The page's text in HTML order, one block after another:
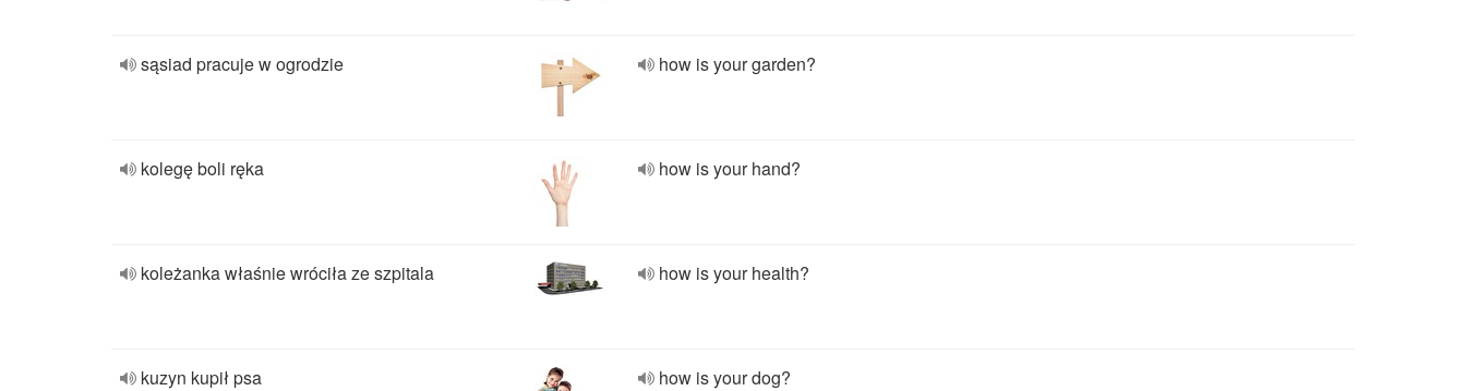
sąsiad pracuje w ogrodzie how is your garden?
kolegę boli ręka how is your hand?
koleżanka właśnie wróciła ze szpitala how is your health?
kuzyn kupił psa how is your dog?